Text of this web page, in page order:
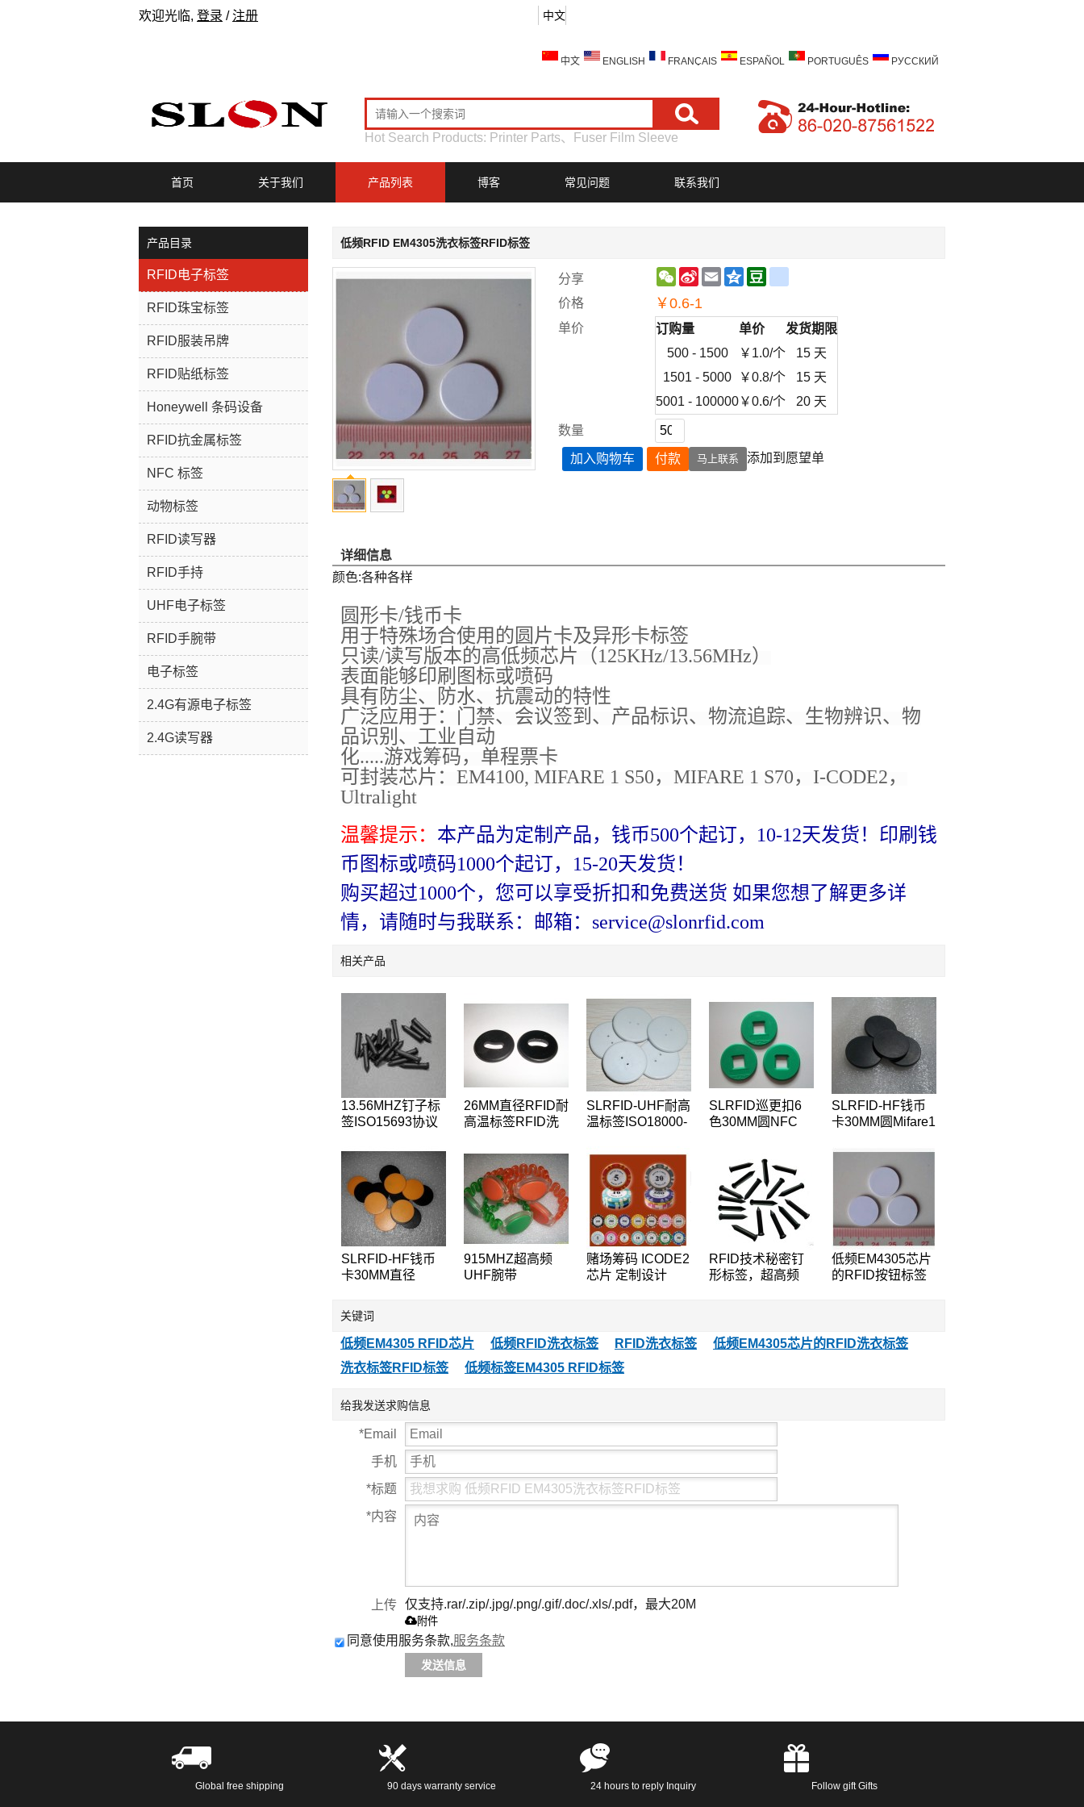
欢迎光临, 登录 / 注册 中文
中文 ENGLISH FRANÇAIS ESPAÑOL PORTUGUÊS РУССКИЙ
Hot Search Products: Printer Parts、 Fuser Film Sleeve
首页 关于我们 产品列表 博客 常见问题 联系我们
产品目录
RFID电子标签
RFID珠宝标签
RFID服装吊牌
RFID贴纸标签
Honeywell 条码设备
RFID抗金属标签
NFC 标签
动物标签
RFID读写器
RFID手持
UHF电子标签
RFID手腕带
电子标签
2.4G有源电子标签
2.4G读写器
低频RFID EM4305洗衣标签RFID标签
分享 WeChat
Sina
Weibo
EmailQzone
价格 ￥0.6-1
单价 订购量 单价
发货期限
500 - 1500
￥ 1.0/个
15 天
1501 - 5000
￥0.8/个
15 天
5001 - 100000￥0.6/个 20 天
数量
加入购物车 付款 马上联系 添加到愿望单
详细信息
颜色:各种各样
圆形卡/钱币卡
用于特殊场合使用的圆片卡及异形卡标签
只读/读写版本的高低频芯片（125KHz/13.56MHz）
表面能够印刷图标或喷码
具有防尘、防水、抗震动的特性
广泛应用于：门禁、会议签到、产品标识、物流追踪、生物辨识、物
品识别、工业自动
化.....游戏筹码，单程票卡
可封装芯片：EM4100, MIFARE 1 S50，MIFARE 1 S70，I-CODE2，
Ultralight
温馨提示： 本产品为定制产品，钱币500个起订，10-12天发货！印刷钱
币图标或喷码1000个起订，15-20天发货！
购买超过1000个，您可以享受折扣和免费送货 如果您想了解更多详
情，请随时与我联系：邮箱：service@slonrfid.com
相关产品
13.56MHZ钉子标
签ISO15693协议
标签,桥梁管理标
签
26MM直径RFID耐
高温标签RFID洗
标签,水洗标签
SLRFID-UHF耐高
温标签ISO18000-
Class1 Gen2纽扣
SLRFID巡更扣6
色30MM圆NFC
签,兼容所有NFC
手机
SLRFID-HF钱币
卡30MM圆Mifare1
圆形卡ABS外壳道
闸专用卡IC门票卡
SLRFID-HF钱币
卡30MM直径
T5557/T5567/T5577
钱币卡地标卡可读
可写ID卡
915MHZ超高频
UHF腕带
赌场筹码 ICODE2
芯片 定制设计
RFID技术秘密钉
形标签，超高频
更巡检系统检查点
低频EM4305芯片
的RFID按钮标签
关键词
低频EM4305 RFID芯片 低频RFID洗衣标签 RFID洗衣标签
低频EM4305芯片的RFID洗衣标签
洗衣标签RFID标签
低频标签EM4305 RFID标签
给我发送求购信息
*Email
手机
*标题
*内容
上传 仅支持.rar/.zip/.jpg/.png/.gif/.doc/.xls/.pdf，最大20M
附件
同意使用服务条款,服务条款
发送信息
Global free shipping 90 days warranty service 24 hours to reply Inquiry Follow gift Gifts